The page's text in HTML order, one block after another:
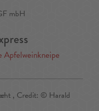
Apfelweinkneipe